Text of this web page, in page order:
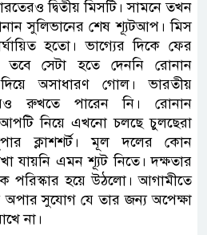
দ্বিতীয় মিসটি। সামনে তখন
সুলিভানের শেষ শ্যূটআপ। মিস
হতো। ভাগ্যের দিকে ফের
সেটা হতে দেননি রোনান
অসাধারণ গোল। ভারতীয়
রুখতে পারেন নি। রোনান
নিয়ে এখনো চলছে চুলছেরা
ক্লাশশর্ট। মূল দলের কোন
যায়নি এমন শ্যূট নিতে। দক্ষতার
পরিস্কার হয়ে উঠলো। আগামীতে
অপার সুযোগ যে তার জন্য অপেক্ষা
না।